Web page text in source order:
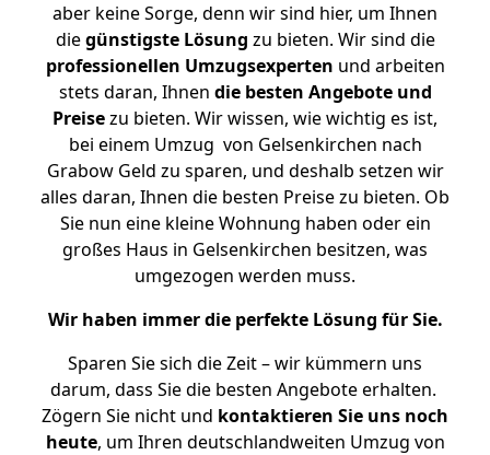
aber keine Sorge, denn wir sind hier, um Ihnen
diegünstigste Lösung zu bieten. Wir sind die
professionellen Umzugsexperten und arbeiten
stets daran, Ihnen die besten Angebote und
Preisezu bieten. Wir wissen, wie wichtig es ist,
bei einem Umzug von Gelsenkirchen nach
Grabow Geld zu sparen, und deshalb setzen wir
alles daran, Ihnen die besten Preise zu bieten. Ob
Sie nun eine kleine Wohnung haben oder ein
großes Haus in Gelsenkirchen besitzen, was
umgezogen werden muss.
Wir haben immer die perfekte Lösung für Sie.
Sparen Sie sich die Zeit – wir kümmern uns
darum, dass Sie die besten Angebote erhalten.
Zögern Sie nicht und kontaktieren Sie uns noch
heute, um Ihren deutschlandweiten Umzug von